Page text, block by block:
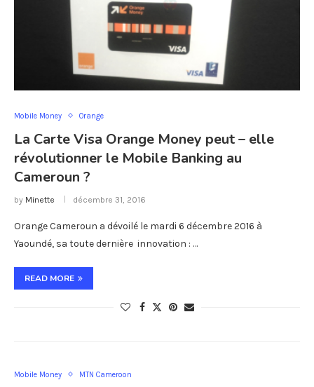
Mobile Money Orange
La Carte Visa Orange Money peut – elle
révolutionner le Mobile Banking au
Cameroun ?
by Minette décembre 31, 2016
Orange Cameroun a dévoilé le mardi 6 décembre 2016 à
Yaoundé, sa toute dernière innovation : …
READ MORE
Mobile Money MTN Cameroon